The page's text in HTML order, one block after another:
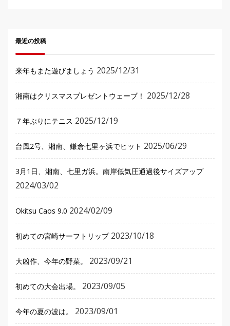
最近の投稿
来年もまた遊びましょう 2025/12/31
湘南はクリスマスプレゼントウェーブ！ 2025/12/28
７年ぶりにテニス 2025/12/19
台風2号、湘南、鎌倉七里ヶ浜でヒット 2025/06/29
3月1日、湘南、七里ガ浜。南岸低気圧通過後サイズアップ
2024/03/02
Okitsu Caos 9.0 2024/02/09
初めての宮崎サーフトリップ 2023/10/18
大凶作、今年の野菜。 2023/09/21
初めての大会出場。 2023/09/05
今年の夏の波は。 2023/09/01